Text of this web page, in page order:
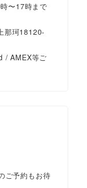
〜17時まで
那珂18120-
/ AMEX等ご
ご予約もお待